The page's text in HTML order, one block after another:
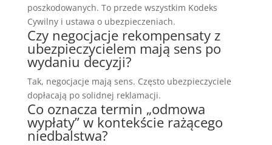
poszkodowanych. To przede wszystkim Kodeks
Cywilny i ustawa o ubezpieczeniach.
Czy negocjacje rekompensaty z
ubezpieczycielem mają sens po
wydaniu decyzji?
Tak, negocjacje mają sens. Często ubezpieczyciele
dopłacają po solidnej reklamacji.
Co oznacza termin „odmowa
wypłaty” w kontekście rażącego
niedbalstwa?